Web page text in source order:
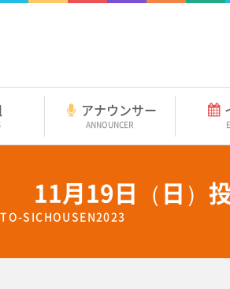
アナウンサー
ANNOUNCER
月19日（日）
SICHOUSEN2023